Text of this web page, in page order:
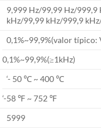
9,999 Hz/99,99 Hz/999,9
kHz/99,99 kHz/999,9
0,1%~99,9%(valor típico:
0,1%~99,9%(≥1kHz)
‘- 50 ℃ ~ 400 ℃
‘-58 ℉ ~ 752 ℉
5999